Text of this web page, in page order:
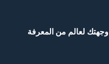
لعالم من المعرفة